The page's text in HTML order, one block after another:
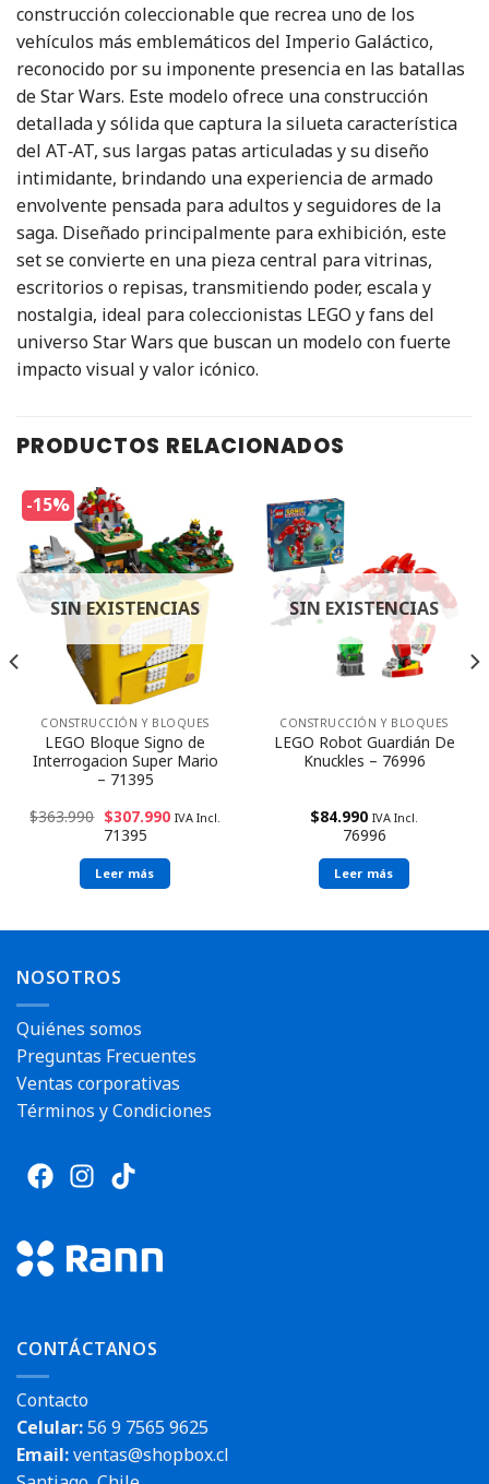
construcción coleccionable que recrea uno de los
vehículos más emblemáticos del Imperio Galáctico,
reconocido por su imponente presencia en las batallas
de Star Wars. Este modelo ofrece una construcción
detallada y sólida que captura la silueta característica
del AT‑AT, sus largas patas articuladas y su diseño
intimidante, brindando una experiencia de armado
envolvente pensada para adultos y seguidores de la
saga. Diseñado principalmente para exhibición, este
set se convierte en una pieza central para vitrinas,
escritorios o repisas, transmitiendo poder, escala y
nostalgia, ideal para coleccionistas LEGO y fans del
universo Star Wars que buscan un modelo con fuerte
impacto visual y valor icónico.
PRODUCTOS RELACIONADOS
-15%
SIN EXISTENCIAS
CONSTRUCCIÓN Y BLOQUES
LEGO Bloque Signo de
Interrogacion Super Mario
– 71395
$363.990 $307.990 IVA Incl.
71395
Leer más
SIN EXISTENCIAS
CONSTRUCCIÓN Y BLOQUES
LEGO Robot Guardián De
Knuckles – 76996
$84.990 IVA Incl.
76996
Leer más
NOSOTROS
Quiénes somos
Preguntas Frecuentes
Ventas corporativas
Términos y Condiciones
CONTÁCTANOS
Contacto
Celular:56 9 7565 9625
Email:ventas@shopbox.cl